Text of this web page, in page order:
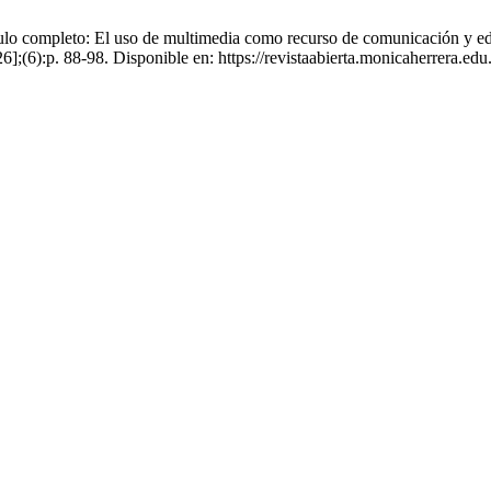
El uso de multimedia como recurso de comunicación y
88-98. Disponible en: https://